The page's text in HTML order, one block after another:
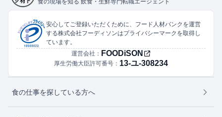
食の現場を知る 飲食・生鮮専門転職エージェント
安心してご登録いただくために、フード人材バンクを運営
する株式会社フーディソンはプライバシーマークを取得し
ています。
運営会社： FOODiSON
厚生労働大臣許可番号： 13-ユ-308234
食の仕事を探している方へ